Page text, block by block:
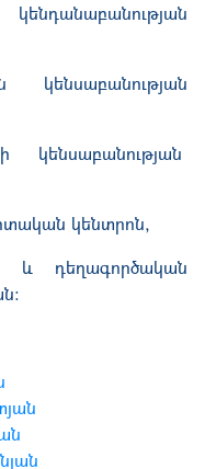
կենսաբանության
կենտրոն,
և դեղագործական